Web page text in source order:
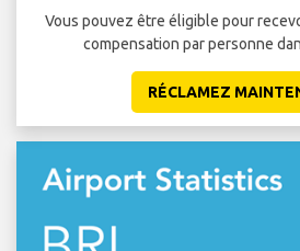
Vous pouvez être éligible pour
compensation par personne
RÉCLAMEZ